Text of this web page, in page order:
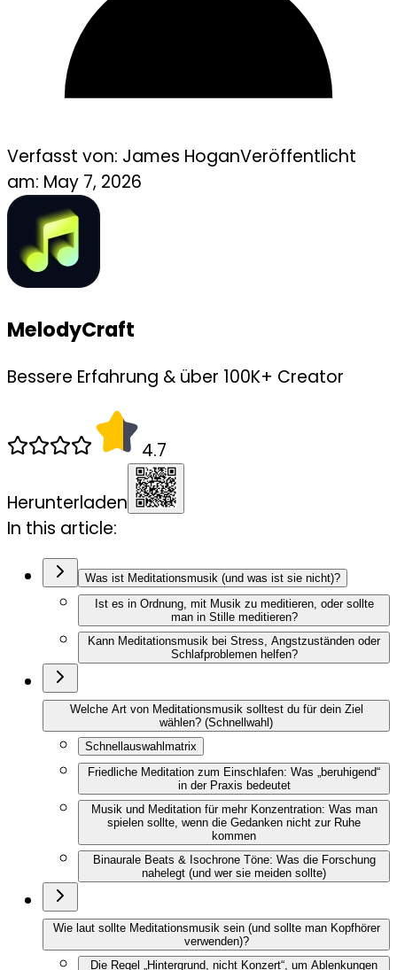
Verfasst von: James HoganVeröffentlicht
am: May 7, 2026
MelodyCraft
Bessere Erfahrung & über 100K+ Creator
4.7
Herunterladen
In this article:
Was ist Meditationsmusik (und was ist sie nicht)?
Ist es in Ordnung, mit Musik zu meditieren, oder sollte
man in Stille meditieren?
Kann Meditationsmusik bei Stress, Angstzuständen oder
Schlafproblemen helfen?
Welche Art von Meditationsmusik solltest du für dein Ziel
wählen? (Schnellwahl)
Schnellauswahlmatrix
Friedliche Meditation zum Einschlafen: Was „beruhigend“
in der Praxis bedeutet
Musik und Meditation für mehr Konzentration: Was man
spielen sollte, wenn die Gedanken nicht zur Ruhe
kommen
Binaurale Beats & Isochrone Töne: Was die Forschung
nahelegt (und wer sie meiden sollte)
Wie laut sollte Meditationsmusik sein (und sollte man Kopfhörer
verwenden)?
Die Regel „Hintergrund, nicht Konzert“, um Ablenkungen